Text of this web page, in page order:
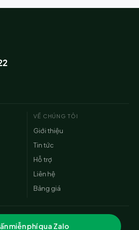
VỀ CHÚNG TÔI
Giới thiệu
Tin tức
Hỗ trợ
Liên hệ
Bảng giá
miễn phí qua Zalo